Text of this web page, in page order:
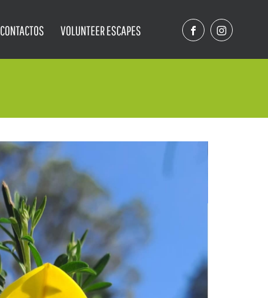
CONTACTOS VOLUNTEER ESCAPES